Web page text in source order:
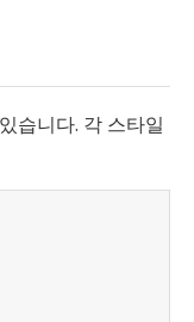
습니다. 각 스타일